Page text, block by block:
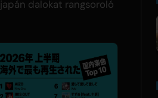
dalokat rangsoroló